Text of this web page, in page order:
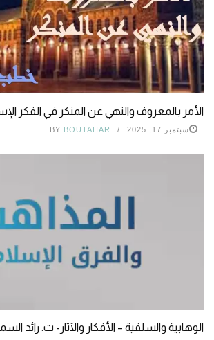
الأمر بالمعروف والنهي عن المنكر في الفكر
سبتمبر 17, 2025 BY BOUTAHAR
الوهابية والسلفية – الأفكار والآثار- ت. رائد